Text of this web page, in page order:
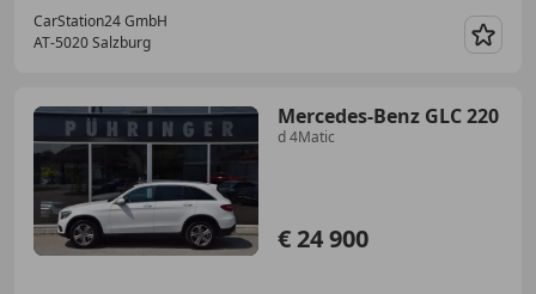
CarStation24 GmbH
AT-5020 Salzburg
Mercedes-Benz GLC 220
d 4Matic
€ 24 900